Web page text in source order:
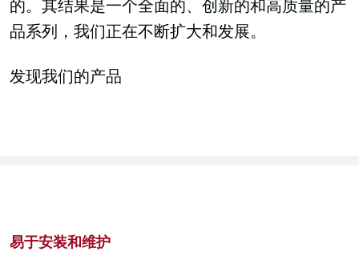
的。其结果是一个全面的、创新的和高质量的产
品系列，我们正在不断扩大和发展。
发现我们的产品
易于安装和维护